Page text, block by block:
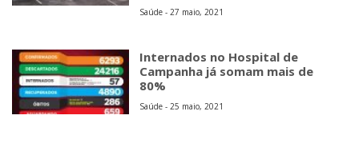
Saúde - 27 maio, 2021
Internados no Hospital de
Campanha já somam mais de
80%
Saúde - 25 maio, 2021